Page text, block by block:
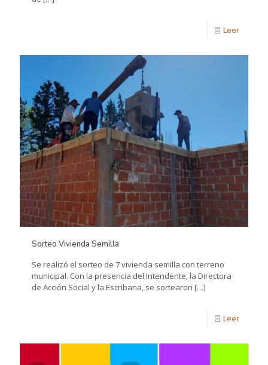
Leer
Sorteo Vivienda Semilla
Se realizó el sorteo de 7 vivienda semilla con terreno
municipal. Con la presencia del Intendente, la Directora
de Acción Social y la Escribana, se sortearon […]
Leer